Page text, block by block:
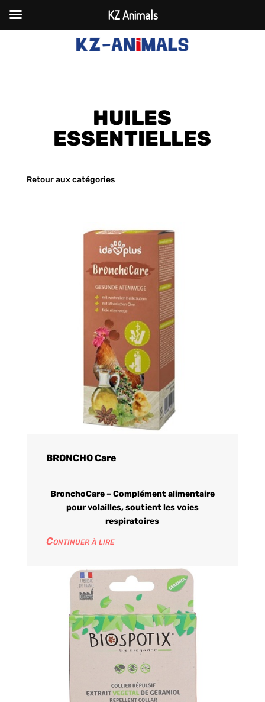
HUILES
ESSENTIELLES
Retour aux catégories
BRONCHO Care
BronchoCare – Complément alimentaire
pour volailles, soutient les voies
respiratoires
Continuer à lire
KZ Animals